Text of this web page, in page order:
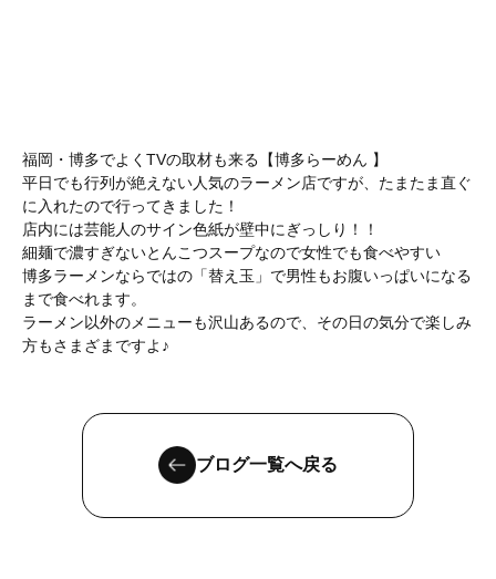
福岡・博多でよくTVの取材も来る【博多らーめん 】
平日でも行列が絶えない人気のラーメン店ですが、たまたま直ぐ
に入れたので行ってきました！
店内には芸能人のサイン色紙が壁中にぎっしり！！
細麺で濃すぎないとんこつスープなので女性でも食べやすい
博多ラーメンならではの「替え玉」で男性もお腹いっぱいになる
まで食べれます。
ラーメン以外のメニューも沢山あるので、その日の気分で楽しみ
方もさまざまですよ♪
ブログ一覧へ戻る